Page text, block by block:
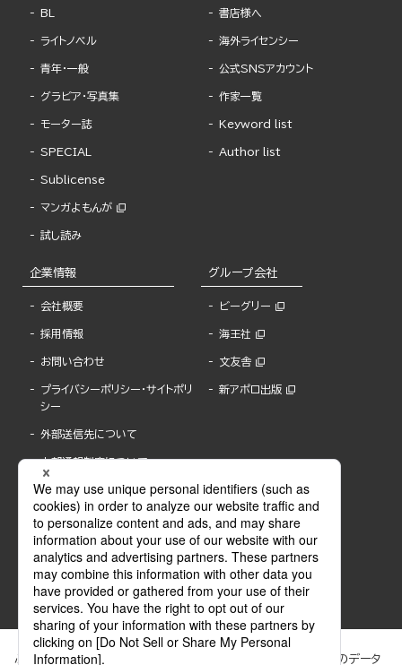
BL
ライトノベル
青年・一般
グラビア・写真集
モーター誌
SPECIAL
Sublicense
マンガよもんが
試し読み
書店様へ
海外ライセンシー
公式SNSアカウント
作家一覧
Keyword list
Author list
企業情報
会社概要
採用情報
お問い合わせ
プライバシーポリシー・サイトポリ
シー
外部送信先について
内部通報制度について
グループ会社
ビーグリー
海王社
文友舎
新アポロ出版
ぶんか社が運営するサイトでは、利便性向上のためにCookie等のデータ